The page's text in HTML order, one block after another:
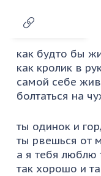
как будто бы
как кролик в
самой себе
болтаться на
ты одинок и
ты рвешься от
а я тебя люблю
так хорошо и